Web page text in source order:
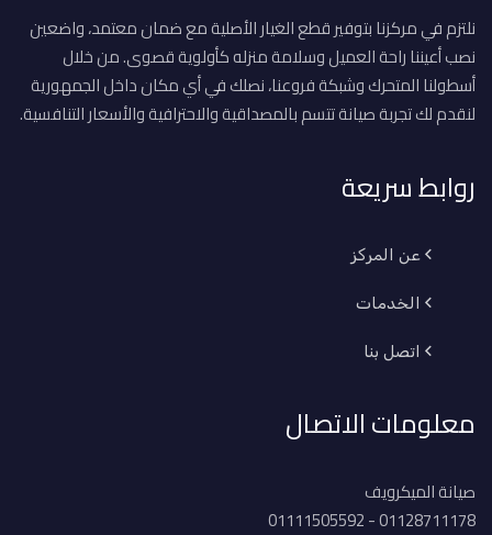
نلتزم في مركزنا بتوفير قطع الغيار الأصلية مع ضمان معتمد، واضعين
نصب أعيننا راحة العميل وسلامة منزله كأولوية قصوى. من خلال
أسطولنا المتحرك وشبكة فروعنا، نصلك في أي مكان داخل الجمهورية
لنقدم لك تجربة صيانة تتسم بالمصداقية والاحترافية والأسعار التنافسية.
روابط سريعة
عن المركز
الخدمات
اتصل بنا
معلومات الاتصال
صيانة الميكرويف
01128711178 - 01111505592